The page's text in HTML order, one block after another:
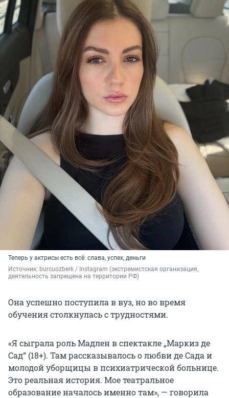
Теперь у актрисы есть всё: слава, успех, деньги
Источник: burcuozberk / Instagram (экстремистская организация,
деятельность запрещена на территории РФ)
Она успешно поступила в вуз, но во время
обучения столкнулась с трудностями.
«Я сыграла роль Мадлен в спектакле „Маркиз де
Сад“ (18+). Там рассказывалось о любви де Сада и
молодой уборщицы в психиатрической больнице.
Это реальная история. Мое театральное
образование началось именно там», — говорила